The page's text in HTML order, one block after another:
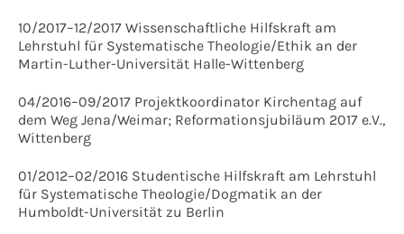
10/2017–12/2017 Wissenschaftliche Hilfskraft am
Lehrstuhl für Systematische Theologie/Ethik an der
Martin-Luther-Universität Halle-Wittenberg
04/2016–09/2017 Projektkoordinator Kirchentag auf
dem Weg Jena/Weimar; Reformationsjubiläum 2017 e.V.,
Wittenberg
01/2012–02/2016 Studentische Hilfskraft am Lehrstuhl
für Systematische Theologie/Dogmatik an der
Humboldt-Universität zu Berlin